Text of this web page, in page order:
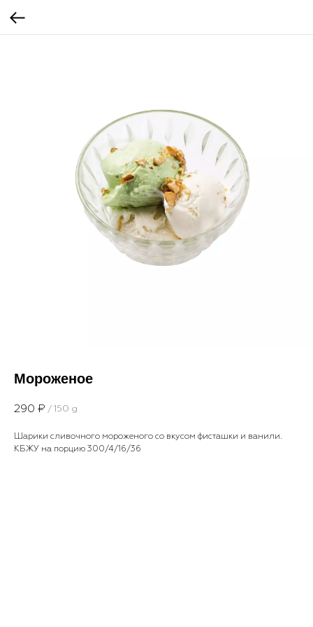
Мороженое
290 ₽ /150 g
Шарики сливочного мороженого со вкусом фисташки и ванили.
КБЖУ на порцию 300/4/16/36